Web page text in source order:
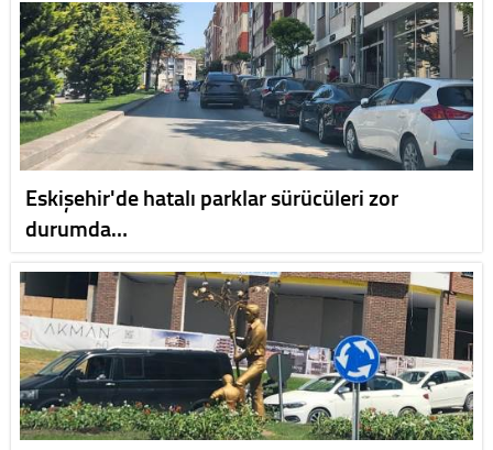
Eskişehir'de hatalı parklar sürücüleri zor
durumda…